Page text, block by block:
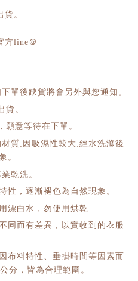
。
方line＠
單後缺貨將會另外與您通知。
貨。
願意等待在下單。
質,因吸濕性較大,經水洗滌後
。
乾洗。
性，逐漸褪色為自然現象。
漂白水，勿使用烘乾
同而有差異，以實收到的衣服
布料特性、垂掛時間等因素而
分，皆為合理範圍。